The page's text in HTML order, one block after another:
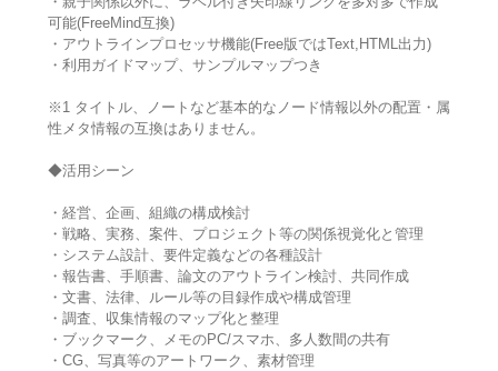
可能(FreeMind互換)
・アウトラインプロセッサ機能(Free版ではText,HTML出力)
・利用ガイドマップ、サンプルマップつき
※1 タイトル、ノートなど基本的なノード情報以外の配置・属
性メタ情報の互換はありません。
◆活用シーン
・経営、企画、組織の構成検討
・戦略、実務、案件、プロジェクト等の関係視覚化と管理
・システム設計、要件定義などの各種設計
・報告書、手順書、論文のアウトライン検討、共同作成
・文書、法律、ルール等の目録作成や構成管理
・調査、収集情報のマップ化と整理
・ブックマーク、メモのPC/スマホ、多人数間の共有
・CG、写真等のアートワーク、素材管理